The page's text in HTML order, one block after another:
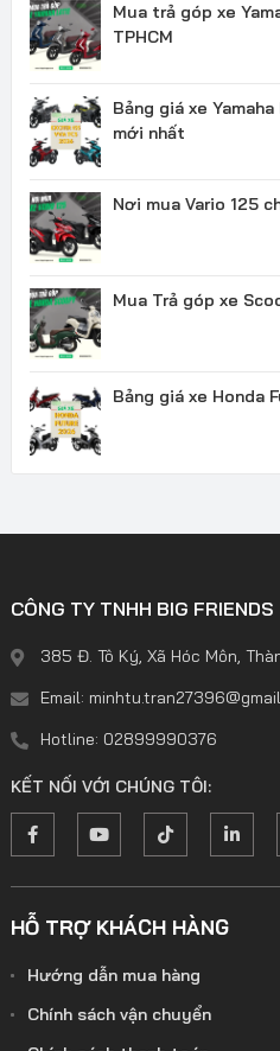
Mua trả góp xe
TPHCM
Bảng giá xe
mới nhất
Nơi mua Vario 125
Mua Trả góp xe
Bảng giá xe Honda
CÔNG TY TNHH BIG FRIENDS
385 Đ. Tô Ký, Xã Hóc Môn,
Email:
Hotline: 02899990376
KẾT NỐI VỚI CHÚNG TÔI:
HỖ TRỢ KHÁCH HÀNG
Hướng dẫn mua hàng
Chính sách vận chuyển